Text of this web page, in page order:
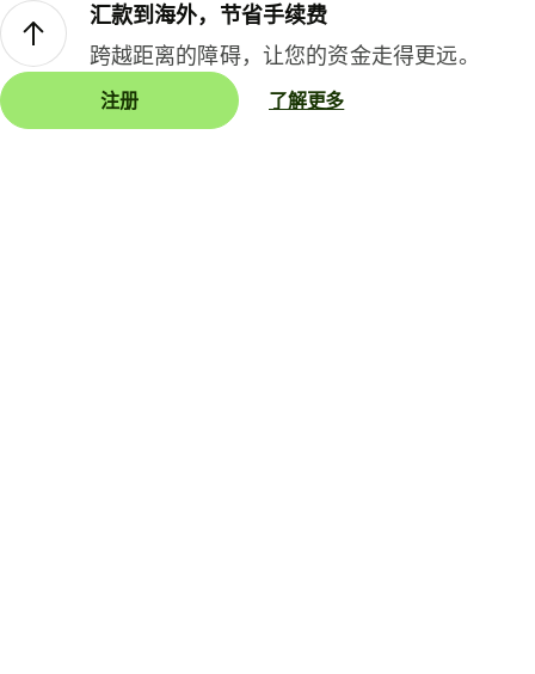
汇款到海外，节省手续费
跨越距离的障碍，让您的资金走得更远。
注册 了解更多